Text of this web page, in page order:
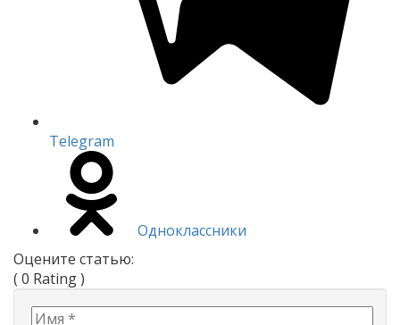
Telegram
Одноклассники
Оцените статью:
( 0 Rating )